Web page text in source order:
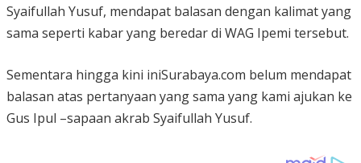
Syaifullah Yusuf, mendapat balasan dengan kalimat yang
sama seperti kabar yang beredar di WAG Ipemi tersebut.
Sementara hingga kini iniSurabaya.com belum mendapat
balasan atas pertanyaan yang sama yang kami ajukan ke
Gus Ipul –sapaan akrab Syaifullah Yusuf.